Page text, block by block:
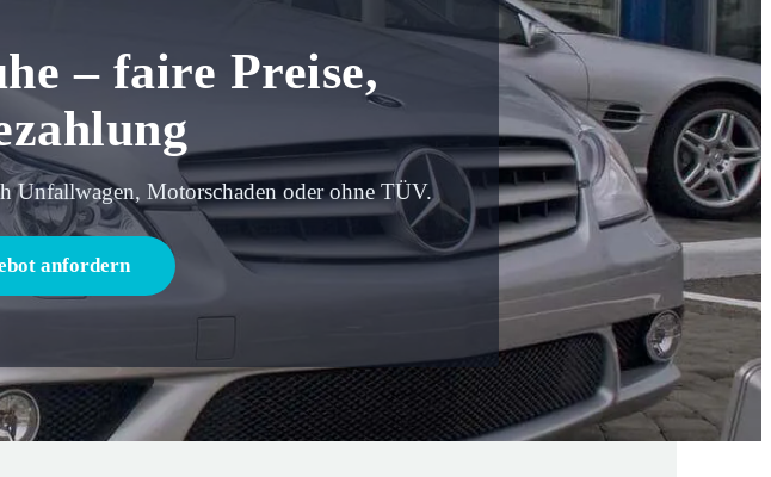
– faire Preise,
Unfallwagen, Motorschaden oder ohne TÜV.
anfordern